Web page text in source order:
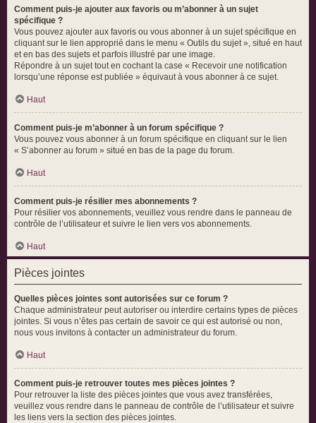
Comment puis-je ajouter aux favoris ou m’abonner à un sujet
spécifique ?
Vous pouvez ajouter aux favoris ou vous abonner à un sujet spécifique en
cliquant sur le lien approprié dans le menu « Outils du sujet », situé en haut
et en bas des sujets et parfois illustré par une image.
Répondre à un sujet tout en cochant la case « Recevoir une notification
lorsqu’une réponse est publiée » équivaut à vous abonner à ce sujet.
Haut
Comment puis-je m’abonner à un forum spécifique ?
Vous pouvez vous abonner à un forum spécifique en cliquant sur le lien
« S’abonner au forum » situé en bas de la page du forum.
Haut
Comment puis-je résilier mes abonnements ?
Pour résilier vos abonnements, veuillez vous rendre dans le panneau de
contrôle de l’utilisateur et suivre le lien vers vos abonnements.
Haut
Pièces jointes
Quelles pièces jointes sont autorisées sur ce forum ?
Chaque administrateur peut autoriser ou interdire certains types de pièces
jointes. Si vous n’êtes pas certain de savoir ce qui est autorisé ou non,
nous vous invitons à contacter un administrateur du forum.
Haut
Comment puis-je retrouver toutes mes pièces jointes ?
Pour retrouver la liste des pièces jointes que vous avez transférées,
veuillez vous rendre dans le panneau de contrôle de l’utilisateur et suivre
les liens vers la section des pièces jointes.